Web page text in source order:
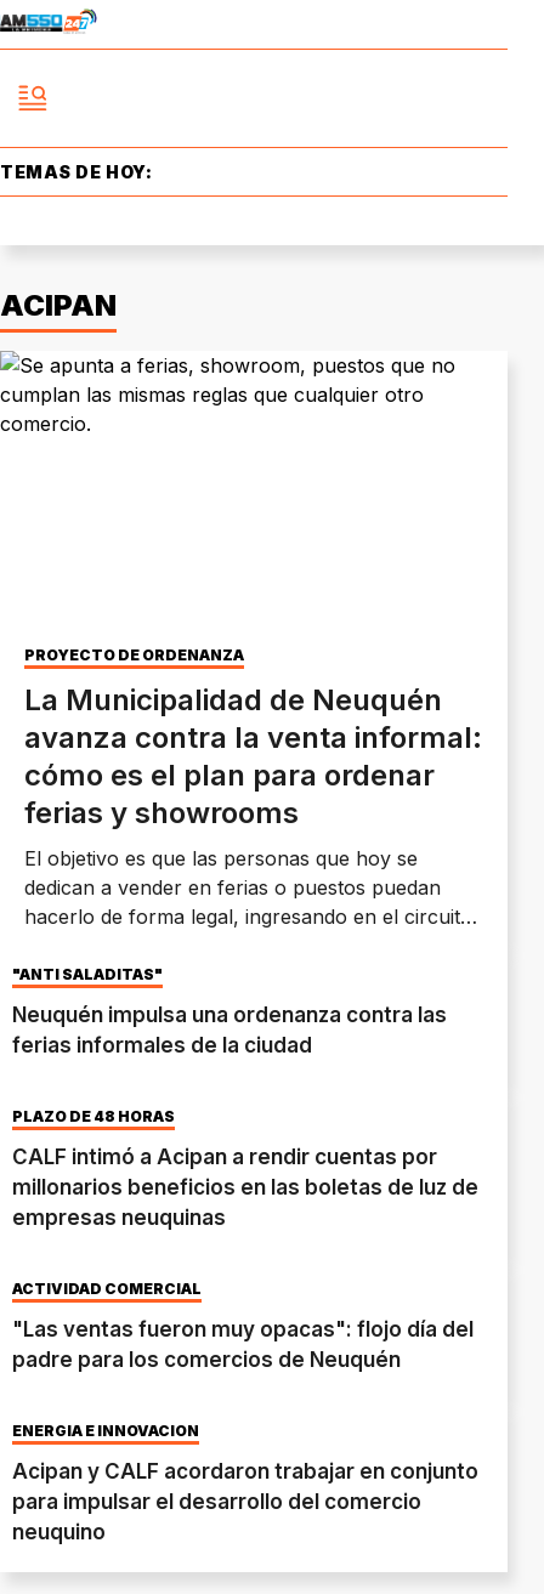
TEMAS DE HOY:
ACIPAN
PROYECTO DE ORDENANZA
La Municipalidad de Neuquén
avanza contra la venta informal:
cómo es el plan para ordenar
ferias y showrooms
El objetivo es que las personas que hoy se
dedican a vender en ferias o puestos puedan
hacerlo de forma legal, ingresando en el circuito
rubro.
"ANTI SALADITAS"
Neuquén impulsa una ordenanza contra las
ferias informales de la ciudad
PLAZO DE 48 HORAS
CALF intimó a Acipan a rendir cuentas por
millonarios beneficios en las boletas de luz de
empresas neuquinas
ACTIVIDAD COMERCIAL
"Las ventas fueron muy opacas": flojo día del
padre para los comercios de Neuquén
ENERGÍA E INNOVACIÓN
Acipan y CALF acordaron trabajar en conjunto
para impulsar el desarrollo del comercio
neuquino